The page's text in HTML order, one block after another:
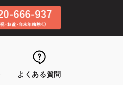
よくある質問